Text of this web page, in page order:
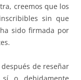
creemos que los
sin que
sido firmada por
de reseñar